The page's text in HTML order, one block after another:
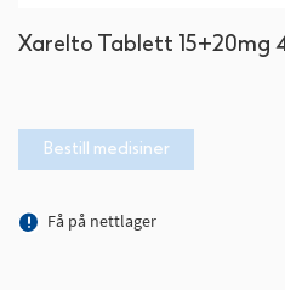
Xarelto Tablett 15+20mg
Bestill medisiner
Få på nettlager
til
bildegalleri